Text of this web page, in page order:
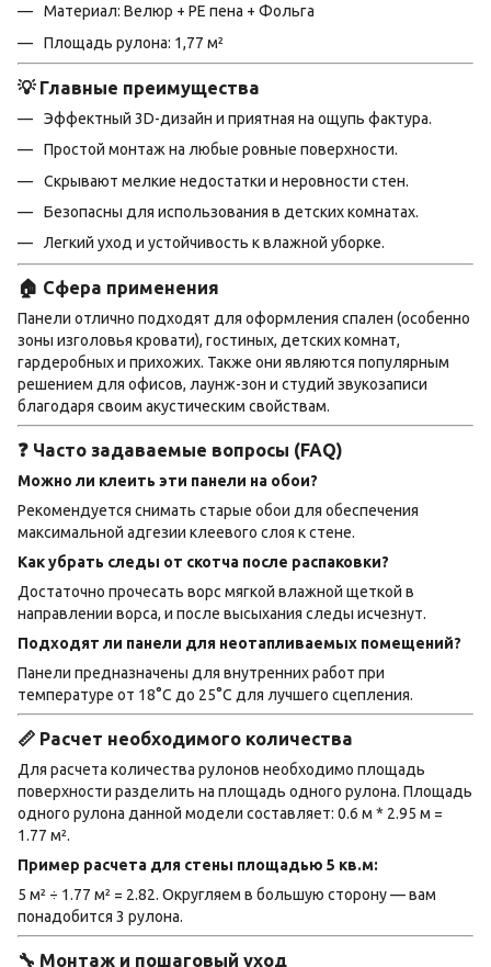
Материал: Велюр + PE пена + Фольга
Площадь рулона: 1,77 м²
💡 Главные преимущества
Эффектный 3D-дизайн и приятная на ощупь фактура.
Простой монтаж на любые ровные поверхности.
Скрывают мелкие недостатки и неровности стен.
Безопасны для использования в детских комнатах.
Легкий уход и устойчивость к влажной уборке.
🏠 Сфера применения
Панели отлично подходят для оформления спален (особенно
зоны изголовья кровати), гостиных, детских комнат,
гардеробных и прихожих. Также они являются популярным
решением для офисов, лаунж-зон и студий звукозаписи
благодаря своим акустическим свойствам.
❓ Часто задаваемые вопросы (FAQ)
Можно ли клеить эти панели на обои?
Рекомендуется снимать старые обои для обеспечения
максимальной адгезии клеевого слоя к стене.
Как убрать следы от скотча после распаковки?
Достаточно прочесать ворс мягкой влажной щеткой в
направлении ворса, и после высыхания следы исчезнут.
Подходят ли панели для неотапливаемых помещений?
Панели предназначены для внутренних работ при
температуре от 18°C до 25°C для лучшего сцепления.
📏 Расчет необходимого количества
Для расчета количества рулонов необходимо площадь
поверхности разделить на площадь одного рулона. Площадь
одного рулона данной модели составляет: 0.6 м * 2.95 м =
1.77 м².
Пример расчета для стены площадью 5 кв.м:
5 м² ÷ 1.77 м² = 2.82. Округляем в большую сторону — вам
понадобится 3 рулона.
🔧 Монтаж и пошаговый уход